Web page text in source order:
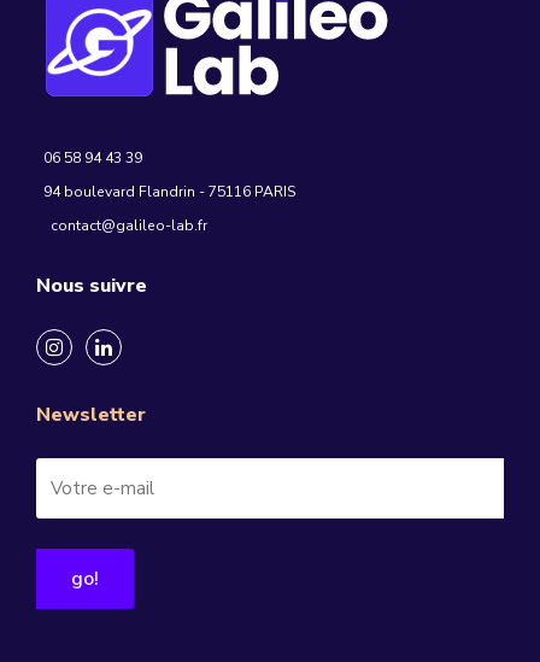
06 58 94 43 39
94 boulevard Flandrin - 75116 PARIS
contact@galileo-lab.fr
Nous suivre
Newsletter